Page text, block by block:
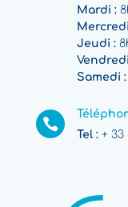
Mardi :
Jeudi :
Samedi :

Tel :+ 33